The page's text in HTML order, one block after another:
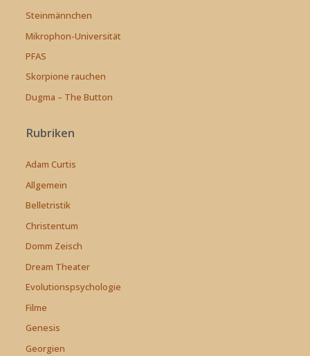
Steinmännchen
Mikrophon-Universität
PFAS
Skorpione rauchen
Dugma – The Button
Rubriken
Adam Curtis
Allgemein
Belletristik
Christentum
Domm Zeisch
Dream Theater
Evolutionspsychologie
Filme
Genesis
Georgien